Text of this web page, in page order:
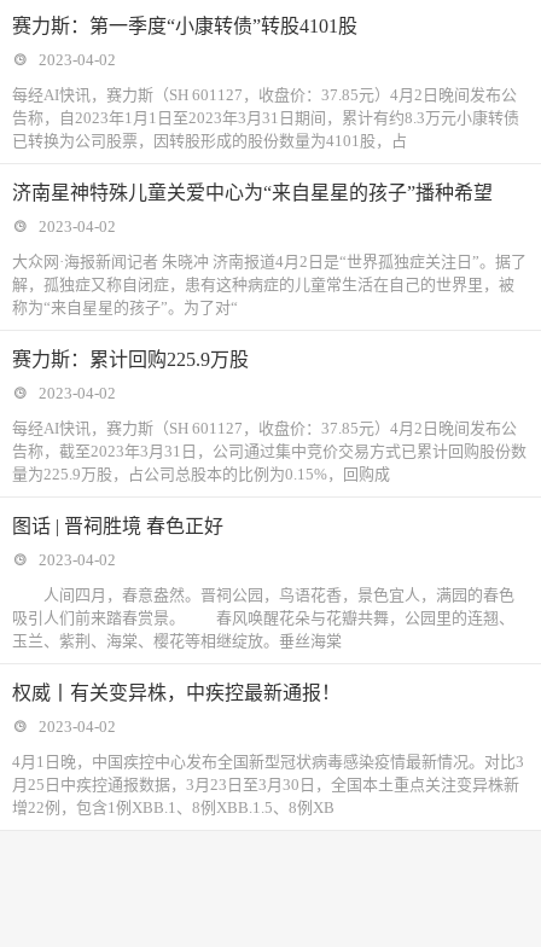
赛力斯：第一季度“小康转债”转股4101股
2023-04-02
每经AI快讯，赛力斯（SH 601127，收盘价：37.85元）4月2日晚间发布公
告称，自2023年1月1日至2023年3月31日期间，累计有约8.3万元小康转债
已转换为公司股票，因转股形成的股份数量为4101股，占
济南星神特殊儿童关爱中心为“来自星星的孩子”播种希望
2023-04-02
大众网·海报新闻记者 朱晓冲 济南报道4月2日是“世界孤独症关注日”。据了
解，孤独症又称自闭症，患有这种病症的儿童常生活在自己的世界里，被
称为“来自星星的孩子”。为了对“
赛力斯：累计回购225.9万股
2023-04-02
每经AI快讯，赛力斯（SH 601127，收盘价：37.85元）4月2日晚间发布公
告称，截至2023年3月31日，公司通过集中竞价交易方式已累计回购股份数
量为225.9万股，占公司总股本的比例为0.15%，回购成
图话 | 晋祠胜境 春色正好
2023-04-02
人间四月，春意盎然。晋祠公园，鸟语花香，景色宜人，满园的春色
吸引人们前来踏春赏景。 春风唤醒花朵与花瓣共舞，公园里的连翘、
玉兰、紫荆、海棠、樱花等相继绽放。垂丝海棠
权威丨有关变异株，中疾控最新通报！
2023-04-02
4月1日晚，中国疾控中心发布全国新型冠状病毒感染疫情最新情况。对比3
月25日中疾控通报数据，3月23日至3月30日，全国本土重点关注变异株新
增22例，包含1例XBB.1、8例XBB.1.5、8例XB